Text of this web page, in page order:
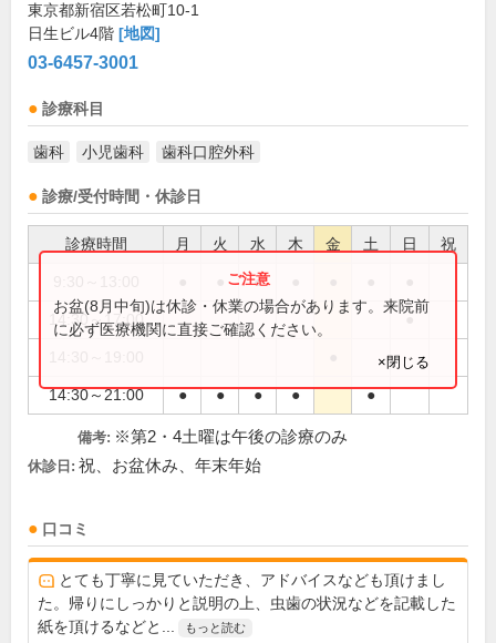
東京都新宿区若松町10-1
日生ビル4階 [地図]
03-6457-3001
診療科目
歯科 小児歯科 歯科口腔外科
診療/受付時間・休診日
診療時間 月 火 水 木 金 土 日 祝
●
14:30～17:00 ●
14:30～21:00 ● ● ● ● ●
お盆(8月中旬)は休診・休業の場合があります。来院前
に必ず医療機関に直接ご確認ください。
×閉じる
備考: ※第2・4土曜は午後の診療のみ
休診日: 祝、お盆休み、年末年始
口コミ
とても丁寧に見ていただき、アドバイスなども頂けまし
た。帰りにしっかりと説明の上、虫歯の状況などを記載した
紙を頂けるなどと...
もっと読む